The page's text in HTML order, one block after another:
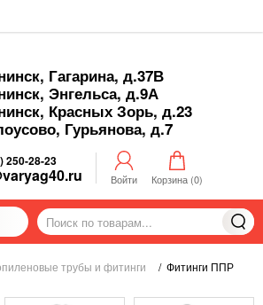
Гагарина, д.37В
Энгельса, д.9А
Красных Зорь, д.23
Гурьянова, д.7
250-28-23
Войти Корзина (0)
трубы и фитинги / Фитинги ППР